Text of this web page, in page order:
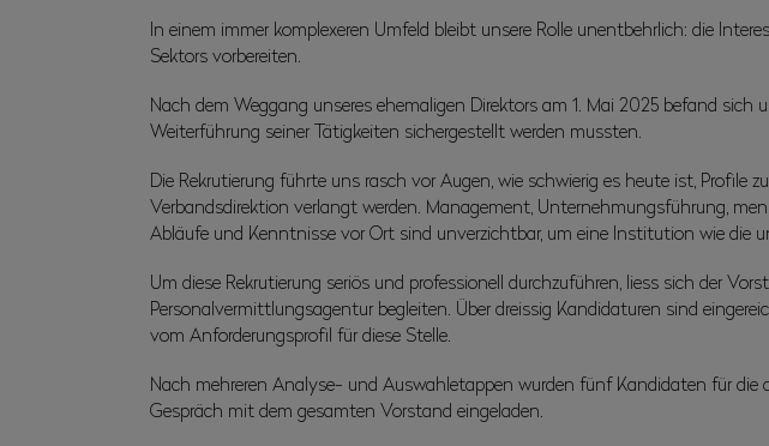
In einem immer komplexeren Umfeld bleibt unsere Rolle unentbehrlich: die
Sektors vorbereiten.
Nach dem Weggang unseres ehemaligen Direktors am 1. Mai 2025 befand
Weiterführung seiner Tätigkeiten sichergestellt werden mussten.
Die Rekrutierung führte uns rasch vor Augen, wie schwierig es heute ist, Profile
Verbandsdirektion verlangt werden. Management, Unternehmungsführung,
Abläufe und Kenntnisse vor Ort sind unverzichtbar, um eine Institution wie die
Um diese Rekrutierung seriös und professionell durchzuführen, liess sich der
Personalvermittlungsagentur begleiten. Über dreissig Kandidaturen sind
vom Anforderungsprofil für diese Stelle.
Nach mehreren Analyse- und Auswahletappen wurden fünf Kandidaten für die
Gespräch mit dem gesamten Vorstand eingeladen.